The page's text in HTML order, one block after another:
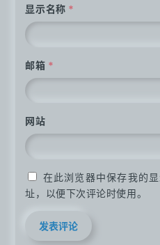
显示名称 *
邮箱 *
网站
在此浏览器中保存我的
址，以便下次评论时使用。